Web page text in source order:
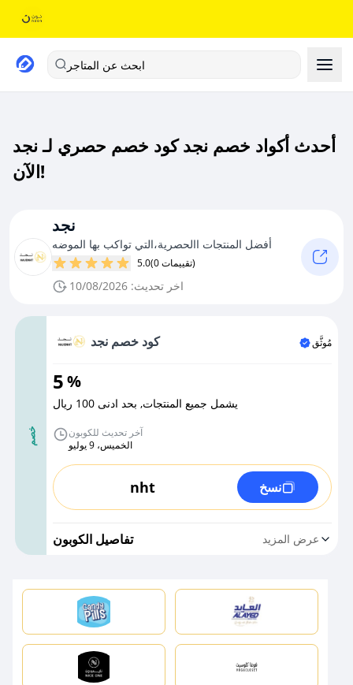
ابحث عن المتاجر
أحدث أكواد خصم نجد كود خصم حصري لـ نجد
الآن!
نجد
أفضل المنتجات االحصرية،التي تواكب بها الموضه
5.0 (0 تقييمات)
اخر تحديث: 10/08/2026
خصم
كود خصم نجد مُوثَّق
5%
يشمل جميع المنتجات, بحد ادنى 100 ريال
آخر تحديث للكوبون
الخميس، 9 يوليو
nht نسخ
تفاصيل الكوبون عرض المزيد